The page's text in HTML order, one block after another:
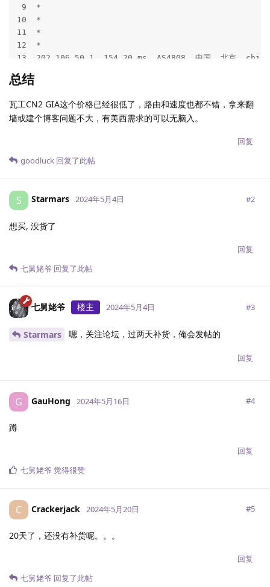
9  *
10  *
11  *
12  *
13  202.106.50.1  154.20 ms  AS4808  中国, 北京,
traceroute to 210.22.97.1 (210.22.97.1), 30 hops
1  10.29.0.1  17.33 ms  *  局域网
3  218.30.48.129  1.16 ms  AS4134  美国, 加利福尼亚州
4  59.43.189.33  128.62 ms  *  中国, 上海,
7  219.158.38.241  133.28 ms  AS4837  中国, 上海,
8  *
9  *
11  210.22.97.1  175.47 ms  AS17621  中国, 上海,
traceroute to 210.21.196.6 (210.21.196.6), 30 hops
1  10.29.0.1  22.05 ms  *  局域网
3  218.30.48.129  1.01 ms  AS4134  美国, 加利福尼亚州
8  219.158.125.145  170.00 ms  AS4837  中国, 广东, 广
9  157.18.0.238  194.60 ms  AS17816  中国, 广东, 广州
10  120.80.144.38  194.94 ms  AS17623  中国, 广东, 深
北京移动
1  10.29.0.1  17.58 ms  *  局域网
2  10.29.255.0  35.96 ms  *  局域网
4  59.43.189.33  128.53 ms  *  中国, 上海,
6  59.43.159.97  129.39 ms  *  中国, 上海,
7  *
总结
瓦工CN2 GIA这个价格已经很低了，路由和速度也都不错，拿来翻
墙或建个博客问题不大，有美西需求的可以无脑入。
回复
goodluck 回复了此帖
S Starmars 2024年5月4日 #2
想买, 没货了
回复
七舅姥爷 回复了此帖
七舅姥爷 楼主 2024年5月4日 #3
Starmars 嗯，关注论坛，过两天补货，俺会发帖的
回复
G GauHong 2024年5月16日 #4
蹲
回复
七舅姥爷 觉得很赞
C Crackerjack 2024年5月20日 #5
20天了，还没有补货呢。。。
回复
七舅姥爷 回复了此帖